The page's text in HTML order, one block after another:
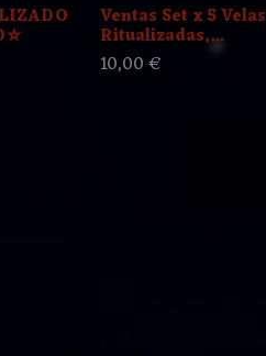
Ventas Set x 5 Velas
Ritualizadas,...
10,00 €